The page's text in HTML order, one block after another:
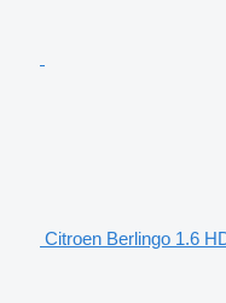
Citroen Berlingo 1.6